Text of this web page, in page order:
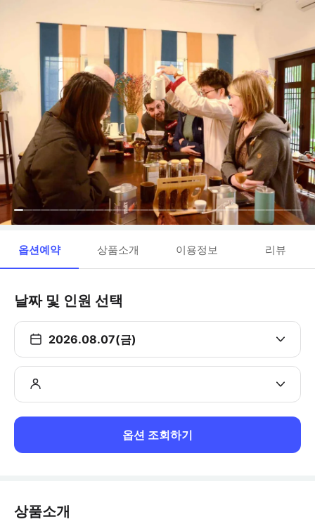
옵션예약 상품소개 이용정보 리뷰
날짜 및 인원 선택
2026.08.07(금)
옵션 조회하기
상품소개